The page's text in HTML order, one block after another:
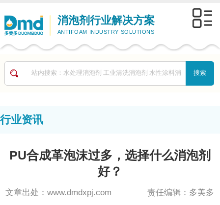
消泡剂行业解决方案
ANTIFOAM INDUSTRY SOLUTIONS
行业资讯
PU合成革泡沫过多，选择什么消泡剂
好？
文章出处：www.dmdxpj.com 责任编辑：多美多